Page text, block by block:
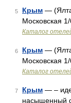
5 Крым —
Московская
Каталог
6 Крым —
Московская
Каталог
7 Крым — –
насыщенный